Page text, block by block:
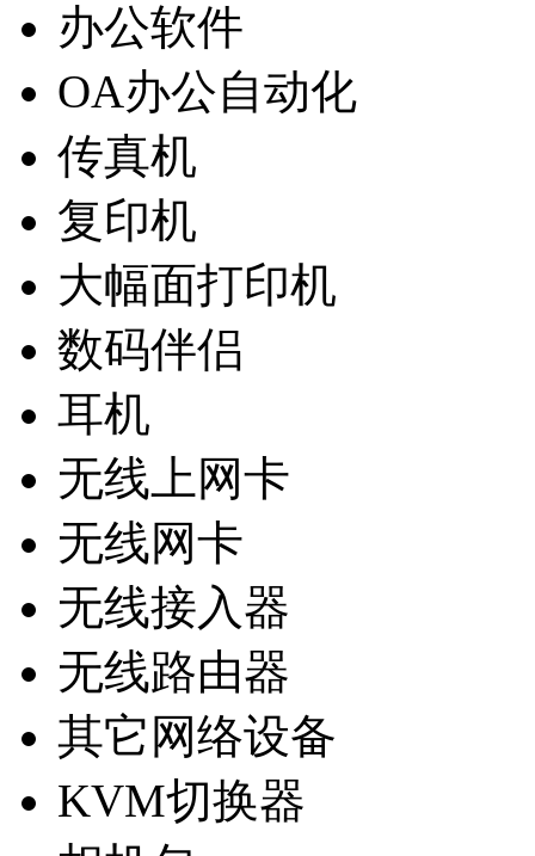
办公软件
OA办公自动化
传真机
复印机
大幅面打印机
数码伴侣
耳机
无线上网卡
无线网卡
无线接入器
无线路由器
其它网络设备
KVM切换器